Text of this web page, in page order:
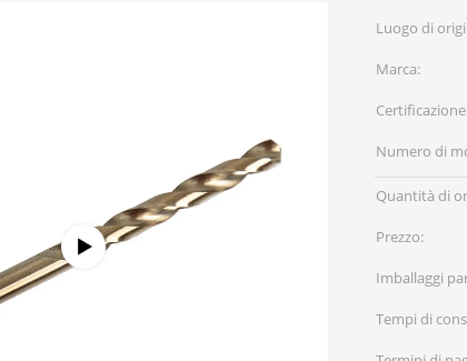
Luogo di
Marca:
Numero di
Quantità di
Prezzo:
Imballaggi
Tempi di